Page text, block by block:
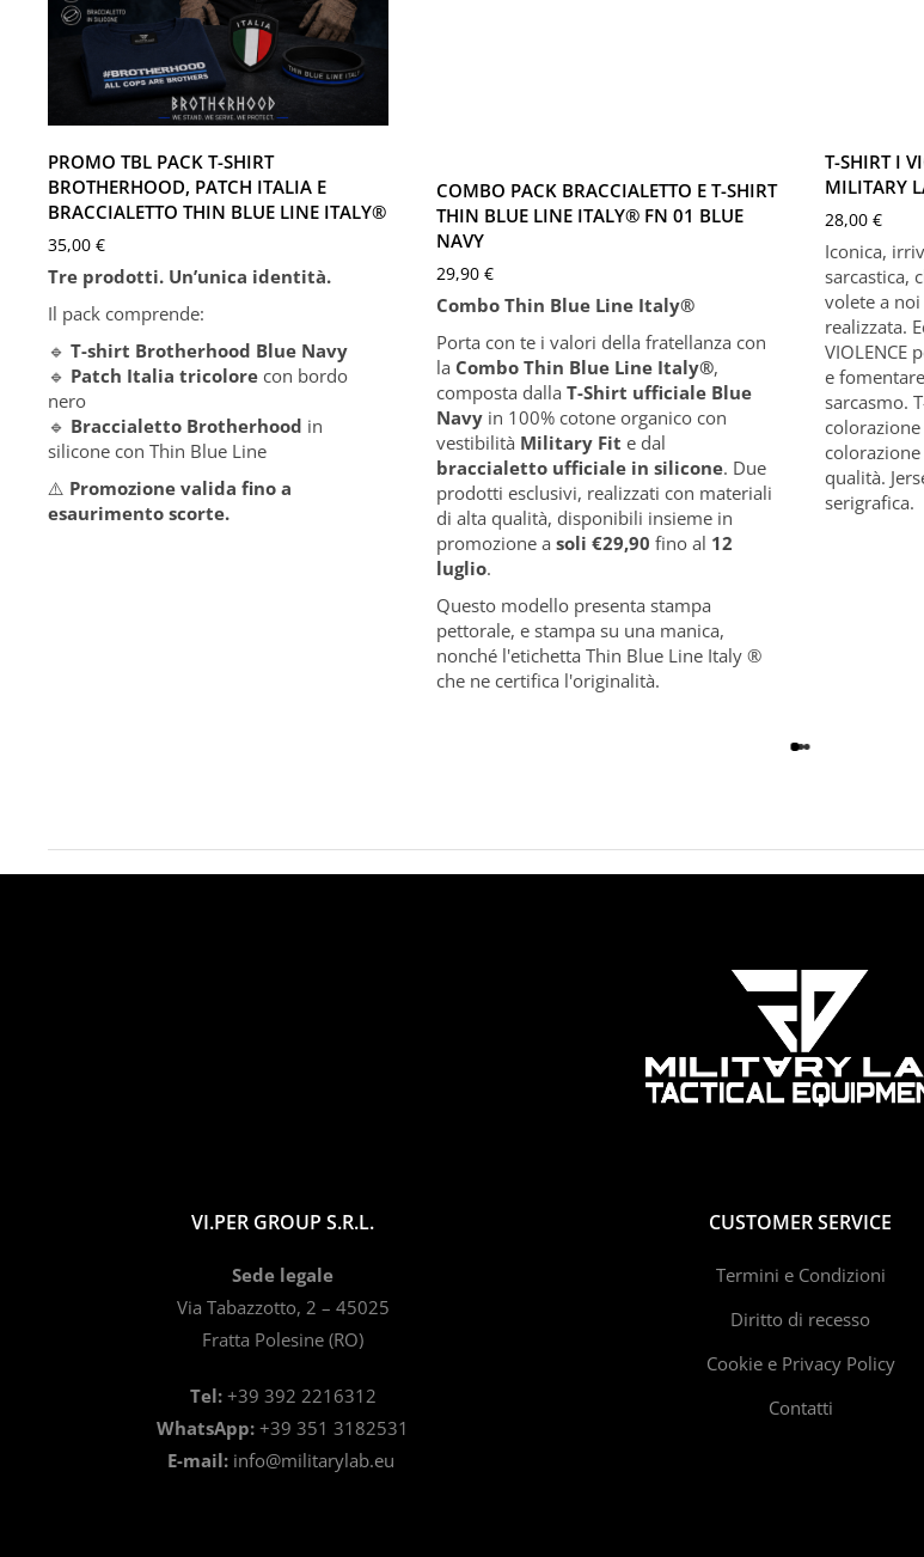
Blue Navy
S M L XL
XXL
XXXL
PROMO TBL PACK T-SHIRT
BROTHERHOOD, PATCH ITALIA E
BRACCIALETTO THIN BLUE LINE ITALY®
35,00 €
Tre prodotti. Un’unica identità.
Il pack comprende:
🔹 T-shirt Brotherhood Blue Navy
🔹 Patch Italia tricolore con bordo
nero
🔹 Braccialetto Brotherhood in
silicone con Thin Blue Line
⚠️ Promozione valida fino a
esaurimento scorte.
COMBO PACK BRACCIALETTO E T-SHIRT
THIN BLUE LINE ITALY® FN 01 BLUE
NAVY
29,90 €
Combo Thin Blue Line Italy®
Porta con te i valori della fratellanza con
la Combo Thin Blue Line Italy®,
composta dalla T-Shirt ufficiale Blue
Navy in 100% cotone organico con
vestibilità Military Fit e dal
braccialetto ufficiale in silicone. Due
prodotti esclusivi, realizzati con materiali
di alta qualità, disponibili insieme in
promozione a soli €29,90 fino al 12
luglio.
Questo modello presenta stampa
pettorale, e stampa su una manica,
nonché l'etichetta Thin Blue Line Italy ®
che ne certifica l'originalità.
T-SHIRT I
MILITARY
28,00 €
Iconica,
sarcastica,
volete a noi
realizzata.
VIOLENCE
e
sarcasmo.
qualità.
serigrafica.
VI.PER GROUP S.R.L.
Sede legale
Via Tabazzotto, 2 – 45025
Fratta Polesine (RO)
Tel:+39 392 2216312
WhatsApp: +39 351 3182531
E-mail: info@militarylab.eu
CUSTOMER SERVICE
Termini e Condizioni
Diritto di recesso
Cookie e Privacy Policy
Contatti